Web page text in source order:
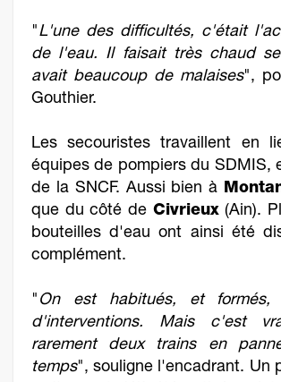
"L'une des difficultés, c'était
de l'eau. Il faisait très chaud
avait beaucoup de malaises",
Gouthier.
Les secouristes travaillent en
équipes de pompiers du SDMIS,
de la SNCF. Aussi bien à
que du côté de Civrieux(Ain).
bouteilles d'eau ont ainsi été
complément.
" On est habitués, et
d'interventions. Mais c'est
rarement deux trains en
temps", souligne l'encadrant. Un